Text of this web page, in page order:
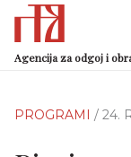
Agencija za odgoj i
PROGRAMI / 24.